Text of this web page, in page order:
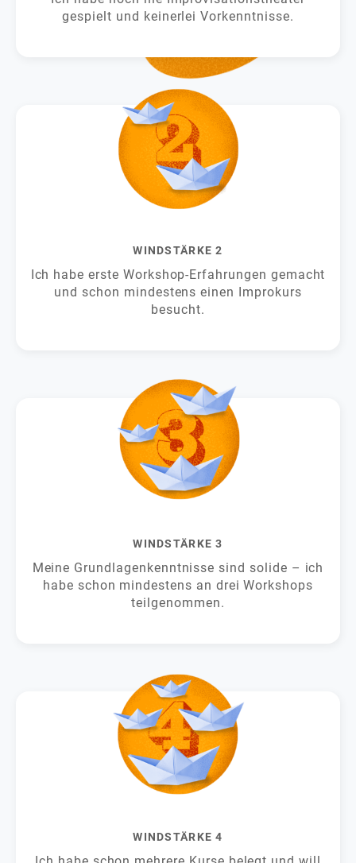
gespielt und keinerlei Vorkenntnisse.
WINDSTÄRKE 2
Ich habe erste Workshop-Erfahrungen gemacht
und schon mindestens einen Improkurs
besucht.
WINDSTÄRKE 3
Meine Grundlagenkenntnisse sind solide – ich
habe schon mindestens an drei Workshops
teilgenommen.
WINDSTÄRKE 4